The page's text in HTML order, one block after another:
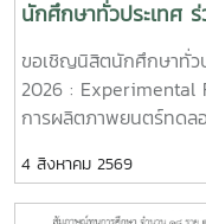
MJUFacebook
:https://
นักศึกษาทั่วประเทศ
: Experimental
การผลิตภาพยนตร์ท
ขอเชิญนิสิตนักศึกษาทั่ว
2026 : Experimental
การผลิตภาพยนตร์ทดล
โอกาสพิเศษในการเรีย
ผู้กำกับภาพยนตร์ไทยร
4 สิงหาคม 2569